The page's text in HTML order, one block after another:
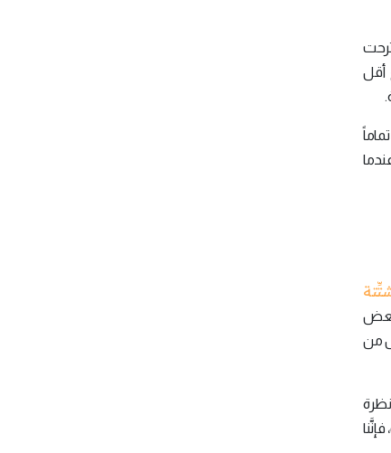
أقل
بعض
من